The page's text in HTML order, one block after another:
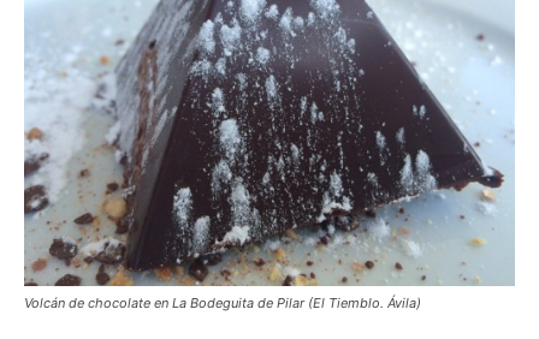
Volcán de chocolate en La Bodeguita de Pilar (El Tiemblo. Ávila)